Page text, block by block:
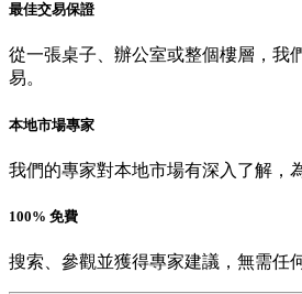
最佳交易保證
從一張桌子、辦公室或整個樓層，我
易。
本地市場專家
我們的專家對本地市場有深入了解，
100% 免費
搜索、參觀並獲得專家建議，無需任